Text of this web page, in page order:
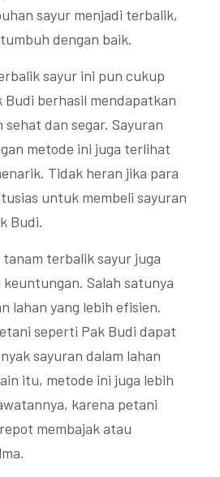
sayur menjadi terbalik,
dengan baik.
sayur ini pun cukup
Budi berhasil mendapatkan
sehat dan segar. Sayuran
metode ini juga terlihat
Tidak heran jika para
untuk membeli sayuran
Budi.
terbalik sayur juga
Salah satunya
lahan yang lebih efisien.
seperti Pak Budi dapat
sayuran dalam lahan
itu, metode ini juga lebih
karena petani
membajak atau